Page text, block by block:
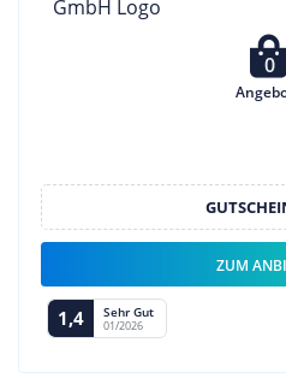
0
ZUM
1,4 Sehr Gut
01/2026